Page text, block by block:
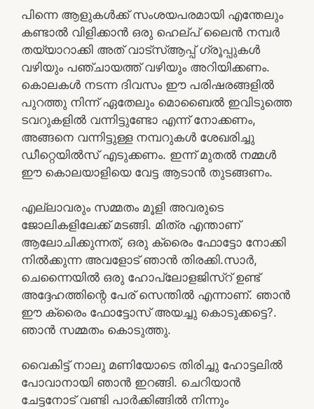
പിന്നെ ആളുകൾക്ക് സംശയപരമായി എന്തേലും
കണ്ടാൽ വിളിക്കാൻ ഒരു ഹെല്പ് ലൈൻ നമ്പർ
തയ്യാറാക്കി അത് വാട്സ്ആപ്പ് ഗ്രൂപ്പുകൾ
വഴിയും പഞ്ചായത്ത് വഴിയും അറിയിക്കണം.
കൊലകൾ നടന്ന ദിവസം ഈ പരിഷരങ്ങളിൽ
പുറത്തു നിന്ന് ഏതേലും മൊബൈൽ ഇവിടുത്തെ
ടവറുകളിൽ വന്നിട്ടുണ്ടോ എന്ന് നോക്കണം,
അങ്ങനെ വന്നിട്ടുള്ള നമ്പറുകൾ ശേഖരിച്ചു
ഡീറ്റെയിൽസ് എടുക്കണം. ഇന്ന് മുതൽ നമ്മൾ
ഈ കൊലയാളിയെ വേട്ട ആടാൻ തുടങ്ങണം.
എല്ലാവരും സമ്മതം മൂളി അവരുടെ
ജോലികളിലേക്ക് മടങ്ങി. മിത്ര എന്താണ്
ആലോചിക്കുന്നത്, ഒരു ക്രൈം ഫോട്ടോ നോക്കി
നിൽക്കുന്ന അവളോട്‌ ഞാൻ തിരക്കി.സാർ,
ചെന്നൈയിൽ ഒരു ഹോപ്ലോളജിസ്റ് ഉണ്ട്
അദ്ദേഹത്തിന്റെ പേര് സെന്തിൽ എന്നാണ്. ഞാൻ
ഈ ക്രൈം ഫോട്ടോസ് അയച്ചു കൊടുക്കട്ടെ?.
ഞാൻ സമ്മതം കൊടുത്തു.
വൈകിട്ട് നാലു മണിയോടെ തിരിച്ചു ഹോട്ടലിൽ
പോവാനായി ഞാൻ ഇറങ്ങി. ചെറിയാൻ
ചേട്ടനോട് വണ്ടി പാർക്കിങ്ങിൽ നിന്നും